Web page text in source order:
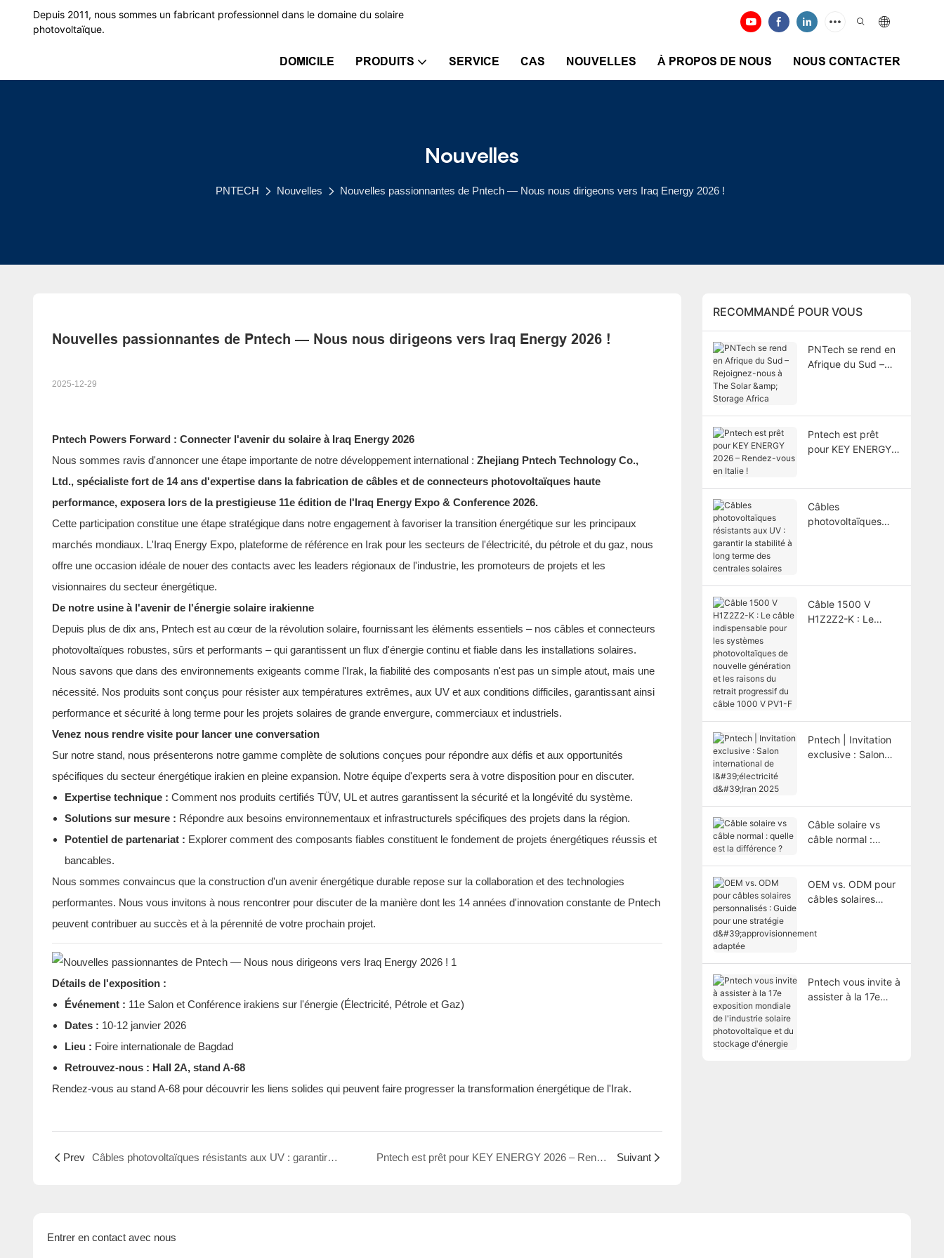
Depuis 2011, nous sommes un fabricant professionnel dans le domaine du solaire
photovoltaïque.
DOMICILE PRODUITS SERVICE CAS NOUVELLES À PROPOS DE NOUS NOUS CONTACTER
Nouvelles
PNTECH Nouvelles Nouvelles passionnantes de Pntech — Nous nous dirigeons vers Iraq Energy 2026 !
Nouvelles passionnantes de Pntech — Nous nous dirigeons vers Iraq Energy 2026 !
2025-12-29
Pntech Powers Forward : Connecter l'avenir du solaire à Iraq Energy 2026
Nous sommes ravis d'annoncer une étape importante de notre développement international : Zhejiang Pntech Technology Co.,
Ltd., spécialiste fort de 14 ans d'expertise dans la fabrication de câbles et de connecteurs photovoltaïques haute
performance, exposera lors de la prestigieuse 11e édition de l'Iraq Energy Expo & Conference 2026.
Cette participation constitue une étape stratégique dans notre engagement à favoriser la transition énergétique sur les principaux
marchés mondiaux. L'Iraq Energy Expo, plateforme de référence en Irak pour les secteurs de l'électricité, du pétrole et du gaz, nous
offre une occasion idéale de nouer des contacts avec les leaders régionaux de l'industrie, les promoteurs de projets et les
visionnaires du secteur énergétique.
De notre usine à l'avenir de l'énergie solaire irakienne
Depuis plus de dix ans, Pntech est au cœur de la révolution solaire, fournissant les éléments essentiels – nos câbles et connecteurs
photovoltaïques robustes, sûrs et performants – qui garantissent un flux d'énergie continu et fiable dans les installations solaires.
Nous savons que dans des environnements exigeants comme l'Irak, la fiabilité des composants n'est pas un simple atout, mais une
nécessité. Nos produits sont conçus pour résister aux températures extrêmes, aux UV et aux conditions difficiles, garantissant ainsi
performance et sécurité à long terme pour les projets solaires de grande envergure, commerciaux et industriels.
Venez nous rendre visite pour lancer une conversation
Sur notre stand, nous présenterons notre gamme complète de solutions conçues pour répondre aux défis et aux opportunités
spécifiques du secteur énergétique irakien en pleine expansion. Notre équipe d'experts sera à votre disposition pour en discuter.
Expertise technique : Comment nos produits certifiés TÜV, UL et autres garantissent la sécurité et la longévité du système.
Solutions sur mesure : Répondre aux besoins environnementaux et infrastructurels spécifiques des projets dans la région.
Potentiel de partenariat : Explorer comment des composants fiables constituent le fondement de projets énergétiques réussis et
bancables.
Nous sommes convaincus que la construction d'un avenir énergétique durable repose sur la collaboration et des technologies
performantes. Nous vous invitons à nous rencontrer pour discuter de la manière dont les 14 années d'innovation constante de Pntech
peuvent contribuer au succès et à la pérennité de votre prochain projet.
Détails de l'exposition :
Événement : 11e Salon et Conférence irakiens sur l'énergie (Électricité, Pétrole et Gaz)
Dates : 10-12 janvier 2026
Lieu : Foire internationale de Bagdad
Retrouvez-nous : Hall 2A, stand A-68
Rendez-vous au stand A-68 pour découvrir les liens solides qui peuvent faire progresser la transformation énergétique de l'Irak.
Prev Câbles photovoltaïques résistants aux UV : garantir la stabilité à long terme des centrales solaires Pntech est prêt pour KEY ENERGY 2026 – Rendez-vous en Italie ! Suivant
RECOMMANDÉ POUR VOUS
PNTech se rend en
Afrique du Sud –
Pntech est prêt
pour KEY ENERGY
Câbles
photovoltaïques
Câble 1500 V
H1Z2Z2-K : Le
câble 1000 V PV1-F
Pntech | Invitation
exclusive : Salon
Câble solaire vs
câble normal :
différence ?
OEM vs. ODM pour
câbles solaires
Guide pour une
Pntech vous invite à
assister à la 17e
Entrer en contact avec nous